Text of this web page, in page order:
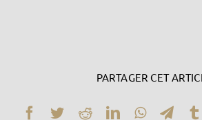
PARTAGER CET
Facebook
TwitterRedditLinkedInWhatsApp